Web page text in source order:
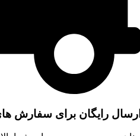
رایگان برای سفارش های بالای 20